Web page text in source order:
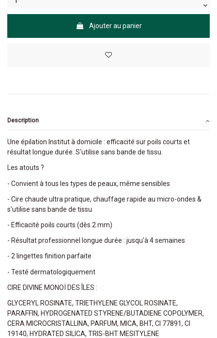
Ajouter au panier
Description
Une épilation Institut à domicile : efficacité sur poils courts et
résultat longue durée. S'utilise sans bande de tissu.
Les atouts ?
- Convient à tous les types de peaux, même sensibles
- Cire chaude ultra pratique, chauffage rapide au micro-ondes &
s'utilise sans bande de tissu
- Efficacité poils courts (dès 2 mm)
- Résultat professionnel longue durée : jusqu'à 4 semaines
- 2 lingettes finition parfaite
- Testé dermatologiquement
CIRE DIVINE MONOÏ DES ÎLES :
GLYCERYL ROSINATE, TRIETHYLENE GLYCOL ROSINATE,
PARAFFIN, HYDROGENATED STYRENE/BUTADIENE COPOLYMER,
CERA MICROCRISTALLINA, PARFUM, MICA, BHT, CI 77891, CI
19140, HYDRATED SILICA, TRIS-BHT MESITYLENE